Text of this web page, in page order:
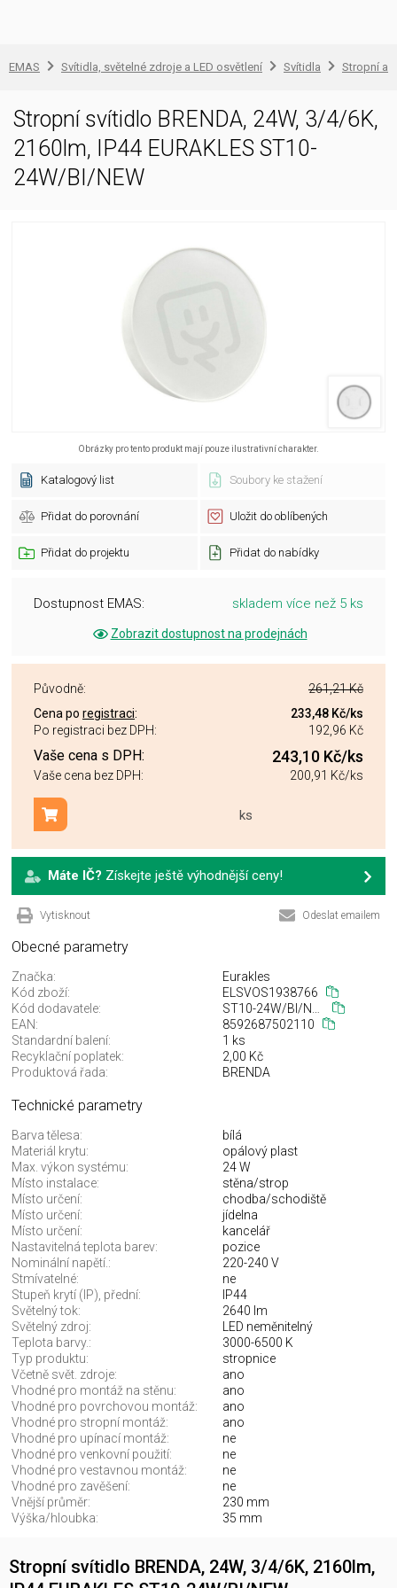
EMAS Svítidla, světelné zdroje a LED osvětlení Svítidla Stropní a
Stropní svítidlo BRENDA, 24W, 3/4/6K,
2160lm, IP44 EURAKLES ST10-
24W/BI/NEW
Obrázky pro tento produkt mají pouze ilustrativní charakter.
Katalogový list Soubory ke stažení
Přidat do porovnání Uložit do oblíbených
Přidat do projektu Přidat do nabídky
Dostupnost EMAS: skladem více než 5 ks
Zobrazit dostupnost na prodejnách
Původně:
261,21 Kč
Cena po registraci: 233,48 Kč/ks
Po registraci bez DPH:
192,96 Kč
Vaše cena s DPH: 243,10 Kč/ks
Vaše cena bez DPH: 200,91 Kč/ks
ks
Přidat do košíku
Máte IČ? Získejte ještě výhodnější ceny!
Vytisknout Odeslat emailem
Obecné parametry
Značka:
Eurakles
Kód zboží:
ELSVOS1938766
Kód dodavatele:
ST10-24W/BI/NEW
EAN:
8592687502110
Standardní balení:
1 ks
Recyklační poplatek:
2,00 Kč
Produktová řada:
BRENDA
Technické parametry
Barva tělesa:
bílá
Materiál krytu:
opálový plast
Max. výkon systému:
24 W
Místo instalace:
stěna/strop
Místo určení:
chodba/schodiště
Místo určení:
jídelna
Místo určení:
kancelář
Nastavitelná teplota barev:
pozice
Nominální napětí.:
220-240 V
Stmívatelné:
ne
Stupeň krytí (IP), přední:
IP44
Světelný tok:
2640 lm
Světelný zdroj:
LED neměnitelný
Teplota barvy.:
3000-6500 K
Typ produktu:
stropnice
Včetně svět. zdroje:
ano
Vhodné pro montáž na stěnu:
ano
Vhodné pro povrchovou montáž:
ano
Vhodné pro stropní montáž:
ano
Vhodné pro upínací montáž:
ne
Vhodné pro venkovní použití:
ne
Vhodné pro vestavnou montáž:
ne
Vhodné pro zavěšení:
ne
Vnější průměr:
230 mm
Výška/hloubka:
35 mm
Stropní svítidlo BRENDA, 24W, 3/4/6K, 2160lm,